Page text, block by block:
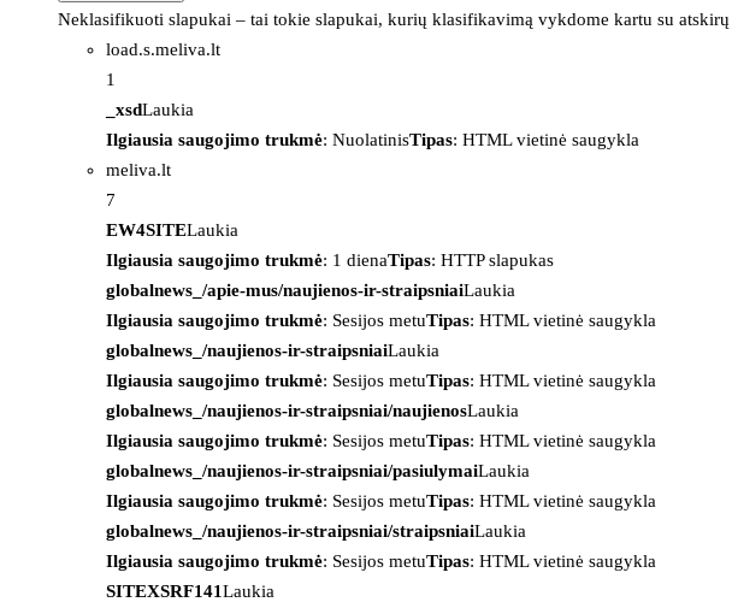
Neklasifikuoti slapukai – tai tokie slapukai, kurių klasifikavimą vykdome kartu su atskirų
load.s.meliva.lt
1
_xsdLaukia
Ilgiausia saugojimo trukmė: NuolatinisTipas: HTML vietinė saugykla
meliva.lt
7
EW4SITELaukia
Ilgiausia saugojimo trukmė: 1 dienaTipas: HTTP slapukas
globalnews_/apie-mus/naujienos-ir-straipsniaiLaukia
Ilgiausia saugojimo trukmė: Sesijos metuTipas: HTML vietinė saugykla
globalnews_/naujienos-ir-straipsniaiLaukia
Ilgiausia saugojimo trukmė: Sesijos metuTipas: HTML vietinė saugykla
globalnews_/naujienos-ir-straipsniai/naujienosLaukia
Ilgiausia saugojimo trukmė: Sesijos metuTipas: HTML vietinė saugykla
globalnews_/naujienos-ir-straipsniai/pasiulymaiLaukia
Ilgiausia saugojimo trukmė: Sesijos metuTipas: HTML vietinė saugykla
globalnews_/naujienos-ir-straipsniai/straipsniaiLaukia
Ilgiausia saugojimo trukmė: Sesijos metuTipas: HTML vietinė saugykla
SITEXSRF141Laukia